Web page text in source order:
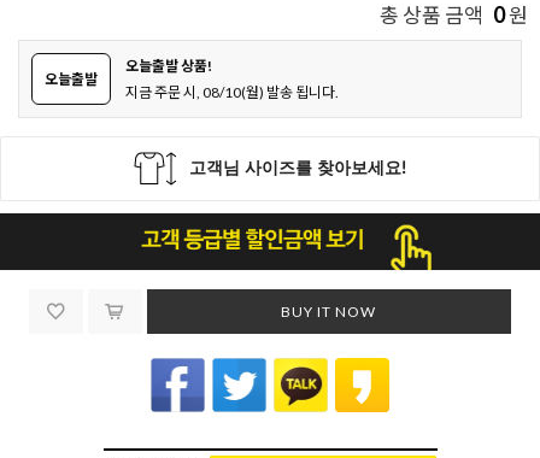
총 상품 금액 0원
오늘출발
오늘출발 상품!
지금 주문 시, 08/10(월) 발송 됩니다.
BUY IT NOW